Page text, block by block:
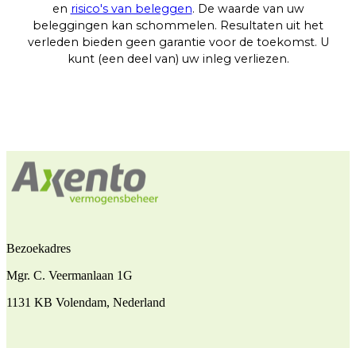
en risico's van beleggen. De waarde van uw
beleggingen kan schommelen. Resultaten uit het
verleden bieden geen garantie voor de toekomst. U
kunt (een deel van) uw inleg verliezen.
Bezoekadres
Mgr. C. Veermanlaan 1G
1131 KB Volendam, Nederland